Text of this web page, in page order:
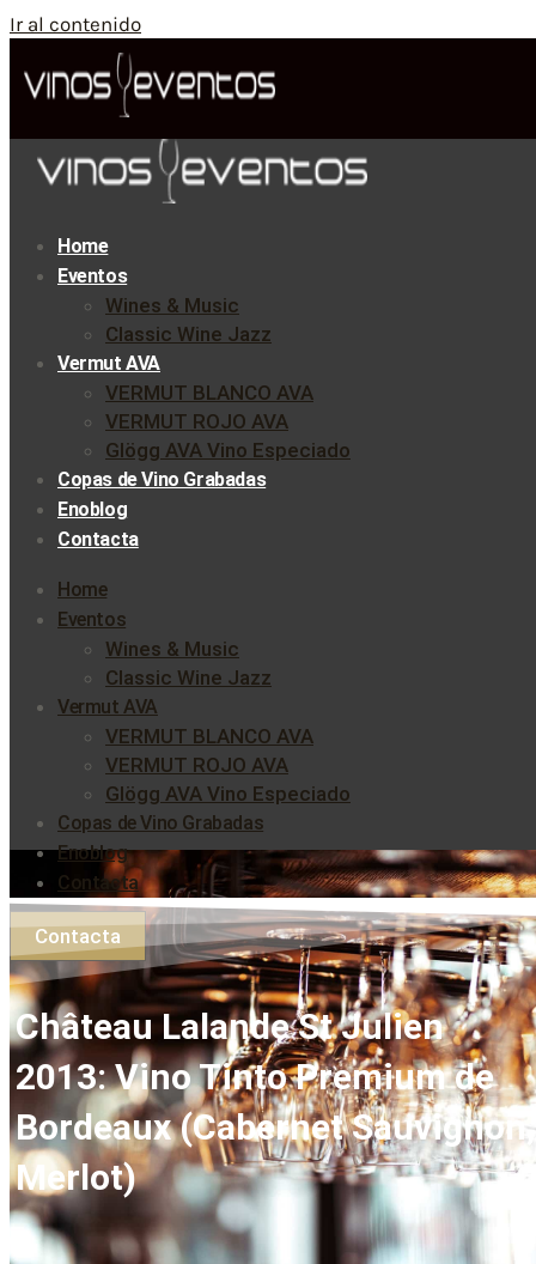
Ir al contenido
Home
Eventos
Wines & Music
Classic Wine Jazz
Vermut AVA
VERMUT BLANCO AVA
VERMUT ROJO AVA
Glögg AVA Vino Especiado
Copas de Vino Grabadas
Enoblog
Contacta
Home
Eventos
Wines & Music
Classic Wine Jazz
Vermut AVA
VERMUT BLANCO AVA
VERMUT ROJO AVA
Glögg AVA Vino Especiado
Copas de Vino Grabadas
Enoblog
Contacta
Contacta
Château Lalande St Julien
2013: Vino Tinto Premium de
Bordeaux (Cabernet Sauvignon,
Merlot)